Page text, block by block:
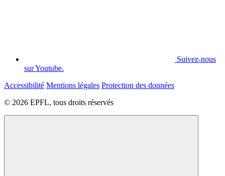
Suivez-nous
sur Youtube.
Accessibilité Mentions légales Protection des données
© 2026 EPFL, tous droits réservés